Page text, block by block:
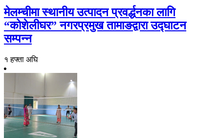
मेलम्चीमा स्थानीय उत्पादन प्रवर्द्धनका लागि
“कोशेलीघर” नगरप्रमुख तामाङद्वारा उद्घाटन
सम्पन्न
१ हफ्ता अघि